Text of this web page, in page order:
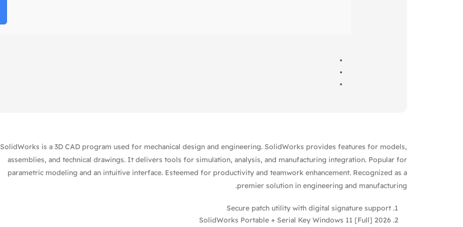
SolidWorks is a 3D CAD program used for mechanical design and engineering. SolidWorks provides features for models,
assemblies, and technical drawings. It delivers tools for simulation, analysis, and manufacturing integration. Popular for
parametric modeling and an intuitive interface. Esteemed for productivity and teamwork enhancement. Recognized as a
premier solution in engineering and manufacturing.
Secure patch utility with digital signature support
SolidWorks Portable + Serial Key Windows 11 [Full] 2026